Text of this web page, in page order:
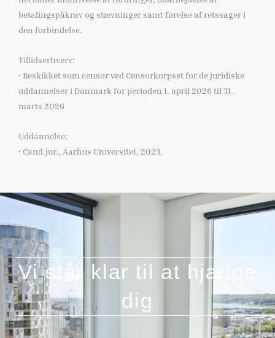
betalingspåkrav og stævninger samt førelse af retssager i
den forbindelse.
Tillidserhverv:
• Beskikket som censor ved Censorkorpset for de juridiske
uddannelser i Danmark for perioden 1. april 2026 til 31.
marts 2026
Uddannelse:
• Cand.jur., Aarhus Universitet, 2023.
Vi står klar til at hjælpe
dig